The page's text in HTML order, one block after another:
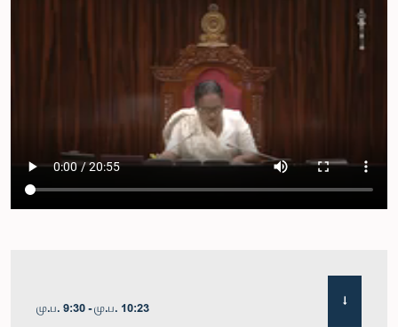
மு.ப. 9:30 - மு.ப. 10:23